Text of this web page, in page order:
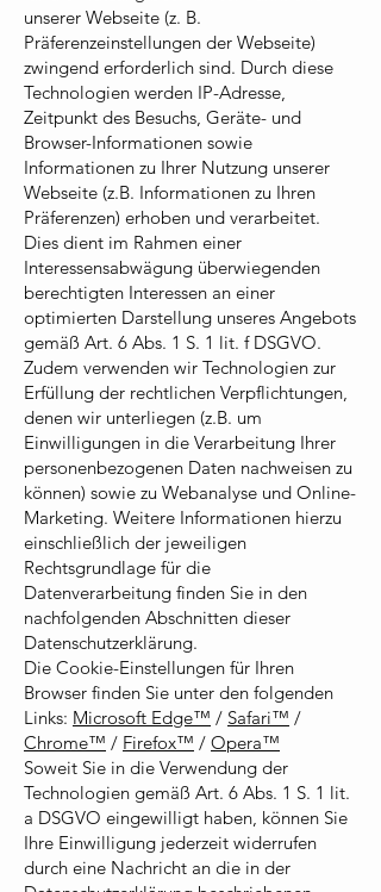
unserer Webseite (z. B.
Präferenzeinstellungen der Webseite)
zwingend erforderlich sind. Durch diese
Technologien werden IP-Adresse,
Zeitpunkt des Besuchs, Geräte- und
Browser-Informationen sowie
Informationen zu Ihrer Nutzung unserer
Webseite (z.B. Informationen zu Ihren
Präferenzen) erhoben und verarbeitet.
Dies dient im Rahmen einer
Interessensabwägung überwiegenden
berechtigten Interessen an einer
optimierten Darstellung unseres Angebots
gemäß Art. 6 Abs. 1 S. 1 lit. f DSGVO.
Zudem verwenden wir Technologien zur
Erfüllung der rechtlichen Verpflichtungen,
denen wir unterliegen (z.B. um
Einwilligungen in die Verarbeitung Ihrer
personenbezogenen Daten nachweisen zu
können) sowie zu Webanalyse und Online-
Marketing. Weitere Informationen hierzu
einschließlich der jeweiligen
Rechtsgrundlage für die
Datenverarbeitung finden Sie in den
nachfolgenden Abschnitten dieser
Datenschutzerklärung.
Die Cookie-Einstellungen für Ihren
Browser finden Sie unter den folgenden
Links: Microsoft Edge™ / Safari™ /
Chrome™ / Firefox™ / Opera™
Soweit Sie in die Verwendung der
Technologien gemäß Art. 6 Abs. 1 S. 1 lit.
a DSGVO eingewilligt haben, können Sie
Ihre Einwilligung jederzeit widerrufen
durch eine Nachricht an die in der